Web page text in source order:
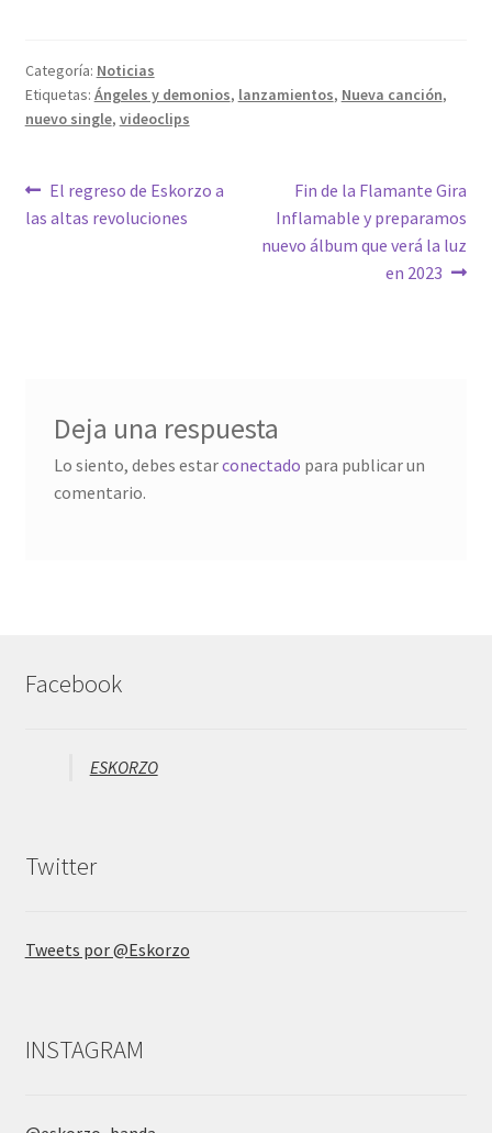
Categoría: Noticias
Etiquetas: Ángeles y demonios, lanzamientos, Nueva canción,
nuevo single, videoclips
Navegación
de
Anterior:
El regreso de Eskorzo a
las altas revoluciones
Siguiente:
Fin de la Flamante Gira
Inflamable y preparamos
nuevo álbum que verá la luz
en 2023
Deja una respuesta
Lo siento, debes estarconectado para publicar un
comentario.
Facebook
ESKORZO
Twitter
Tweets por @Eskorzo
INSTAGRAM